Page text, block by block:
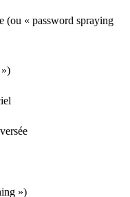
(ou « password spraying
»)